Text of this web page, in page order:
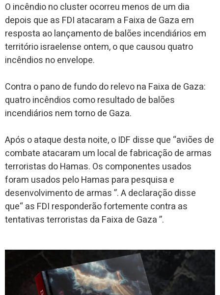
O incêndio no cluster ocorreu menos de um dia
depois que as FDI atacaram a Faixa de Gaza em
resposta ao lançamento de balões incendiários em
território israelense ontem, o que causou quatro
incêndios no envelope.
Contra o pano de fundo do relevo na Faixa de Gaza:
quatro incêndios como resultado de balões
incendiários nem torno de Gaza.
Após o ataque desta noite, o IDF disse que “aviões de
combate atacaram um local de fabricação de armas
terroristas do Hamas. Os componentes usados ​​
foram usados ​​pelo Hamas para pesquisa e
desenvolvimento de armas ”. A declaração disse
que“ as FDI responderão fortemente contra as
tentativas terroristas da Faixa de Gaza ”.